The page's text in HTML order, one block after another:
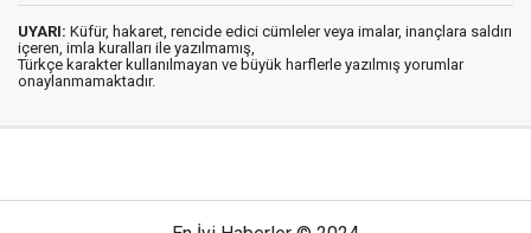
UYARI: Küfür, hakaret, rencide edici cümleler veya imalar, inançlara saldırı
içeren, imla kuralları ile yazılmamış,
Türkçe karakter kullanılmayan ve büyük harflerle yazılmış yorumlar
onaylanmamaktadır.